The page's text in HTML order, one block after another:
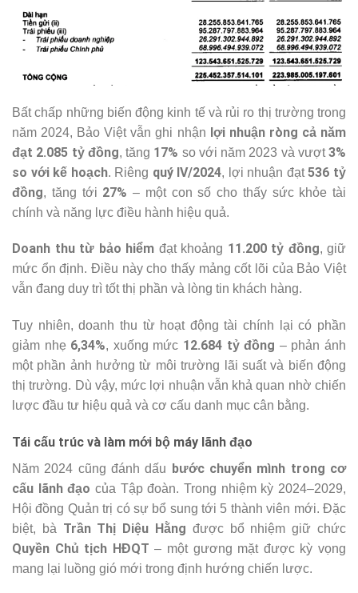
Bất chấp những biến động kinh tế và rủi ro thị trường trong
năm 2024, Bảo Việt vẫn ghi nhận lợi nhuận ròng cả năm
đạt 2.085 tỷ đồng, tăng 17% so với năm 2023 và vượt3%
so với kế hoạch. Riêng quý IV/2024, lợi nhuận đạt536 tỷ
đồng, tăng tới 27% – một con số cho thấy sức khỏe tài
chính và năng lực điều hành hiệu quả.
Doanh thu từ bảo hiểm đạt khoảng 11.200 tỷ đồng, giữ
mức ổn định. Điều này cho thấy mảng cốt lõi của Bảo Việt
vẫn đang duy trì tốt thị phần và lòng tin khách hàng.
Tuy nhiên, doanh thu từ hoạt động tài chính lại có phần
giảm nhẹ 6,34%, xuống mức 12.684 tỷ đồng – phản ánh
một phần ảnh hưởng từ môi trường lãi suất và biến động
thị trường. Dù vậy, mức lợi nhuận vẫn khả quan nhờ chiến
lược đầu tư hiệu quả và cơ cấu danh mục cân bằng.
Tái cấu trúc và làm mới bộ máy lãnh đạo
Năm 2024 cũng đánh dấu bước chuyển mình trong cơ
cấu lãnh đạo của Tập đoàn. Trong nhiệm kỳ 2024–2029,
Hội đồng Quản trị có sự bổ sung tới 5 thành viên mới. Đặc
biệt, bà Trần Thị Diệu Hằng được bổ nhiệm giữ chức
Quyền Chủ tịch HĐQT – một gương mặt được kỳ vọng
mang lại luồng gió mới trong định hướng chiến lược.